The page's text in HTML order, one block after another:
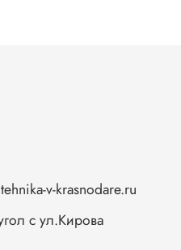
v-krasnodare.ru
с ул.Кирова